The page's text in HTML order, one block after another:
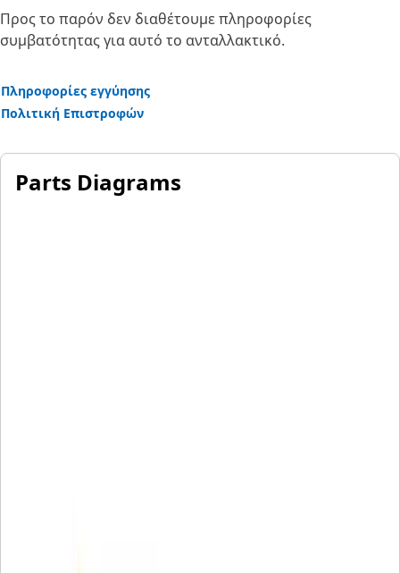
Προς το παρόν δεν διαθέτουμε πληροφορίες
συμβατότητας για αυτό το ανταλλακτικό.
Πληροφορίες εγγύησης
Πολιτική Επιστροφών
Parts Diagrams